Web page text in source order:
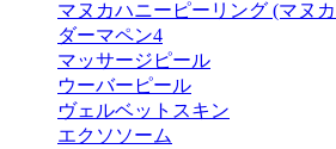
マヌカハニーピーリング (マヌ
ダーマペン4
マッサージピール
ウーバーピール
ヴェルベットスキン
エクソソーム